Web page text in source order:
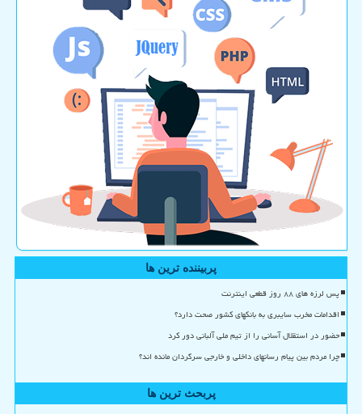
پربیننده ترین ها
پس لرزه های ۸۸ روز قطعی اینترنت
اقدامات مخرب سایبری به بانکهای کشور صحت دارد؟
حضور در استقلال آسانی را از تیم ملی آلبانی دور کرد
چرا مردم بین پیام رسانهای داخلی و خارجی سرگردان مانده اند؟
پربحث ترین ها